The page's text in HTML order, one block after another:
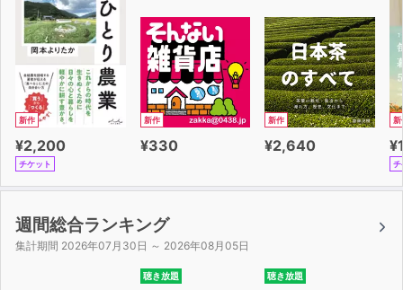
新作
¥2,200
チケット
新作
¥330
新作
¥2,640
新
チ
週間総合ランキング
集計期間 2026年07月30日 ～ 2026年08月05日
聴き放題 聴き放題